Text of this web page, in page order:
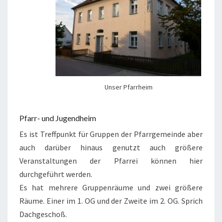
Unser Pfarrheim
Pfarr- und Jugendheim
Es ist Treffpunkt für Gruppen der Pfarrgemeinde aber
auch darüber hinaus genutzt auch größere
Veranstaltungen der Pfarrei können hier
durchgeführt werden.
Es hat mehrere Gruppenräume und zwei größere
Räume. Einer im 1. OG und der Zweite im 2. OG. Sprich
Dachgeschoß.